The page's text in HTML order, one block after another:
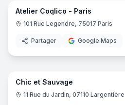
Atelier Coqlico - Paris
101 Rue Legendre, 75017 Paris
Partager Google Maps
Chic et Sauvage
11 Rue du Jardin, 07110 Largentière